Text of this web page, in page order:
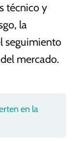
técnico y
la
seguimiento
mercado.
en la